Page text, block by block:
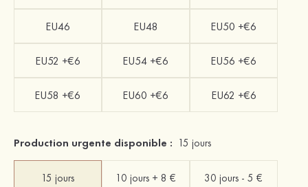
EU46 EU48 EU50 +€6
EU52 +€6 EU54 +€6 EU56 +€6
EU58 +€6 EU60 +€6 EU62 +€6
Production urgente disponible : 15 jours
15 jours 10 jours + 8 € 30 jours - 5 €